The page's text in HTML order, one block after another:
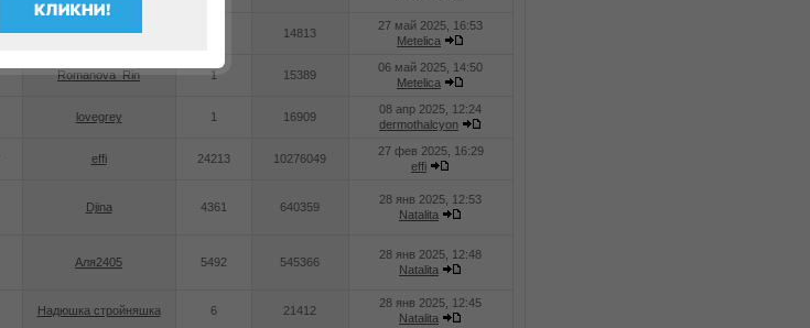
Dance me 14813
27 май 2025, 16:53
Metelica
Romanova_Rin 1 15389
06 май 2025, 14:50
Metelica
lovegrey 1 16909
08 апр 2025, 12:24
dermothalcyon
effi 24213 10276049
27 фев 2025, 16:29
effi
Djina 4361 640359
28 янв 2025, 12:53
Natalita
Аля2405 5492 545366
28 янв 2025, 12:48
Natalita
Надюшка стройняшка 6 21412
28 янв 2025, 12:45
Natalita